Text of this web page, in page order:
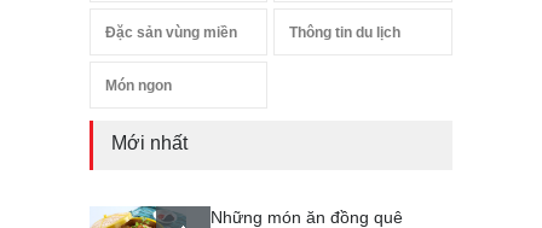
Đặc sản vùng miền Thông tin du lịch
Món ngon
Mới nhất
Những món ăn đồng quê